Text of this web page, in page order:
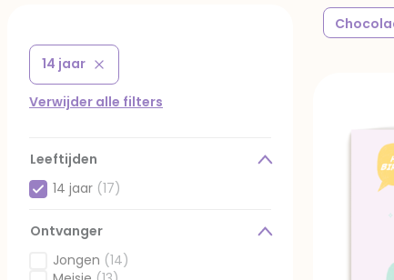
14 jaar
Verwijder filter Gefilterd op Leeftijden: 14 jaar
Verwijder alle filters
Leeftijden
14 jaar (17)
Ontvanger
Jongen (14)
Gefilterd op Ontvanger: Jongen